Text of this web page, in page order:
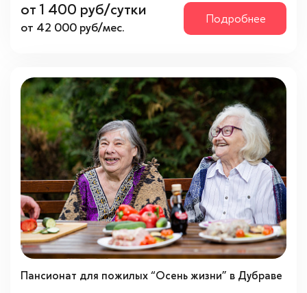
от 1 400 руб/сутки
от 42 000 руб/мес.
Подробнее
Пансионат для пожилых “Осень жизни” в Дубраве